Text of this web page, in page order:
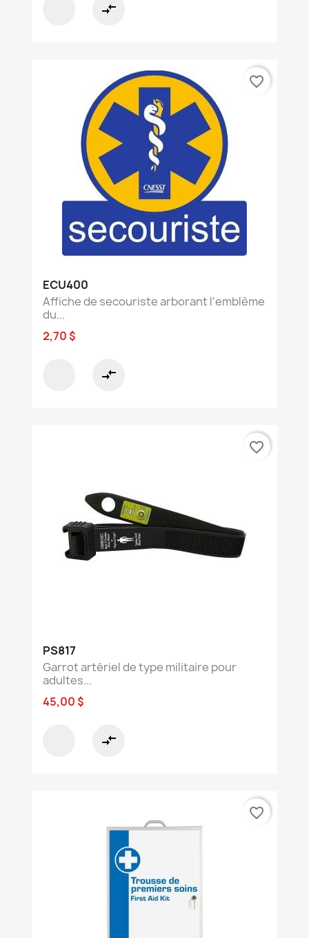
compare_arrows
ECU400
Affiche de secouriste arborant l'emblème
du...
2,70 $
compare_arrows
favorite_border
PS817
Garrot artériel de type militaire pour
adultes...
45,00 $
compare_arrows
favorite_border
favorite_border